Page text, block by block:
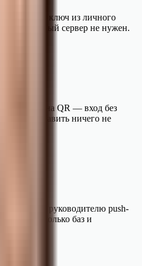
вставляем ключ из личного
отдельный сервер не нужен.
камеру на QR — вход без
ставить ничего не
руководителю push-
несколько баз и